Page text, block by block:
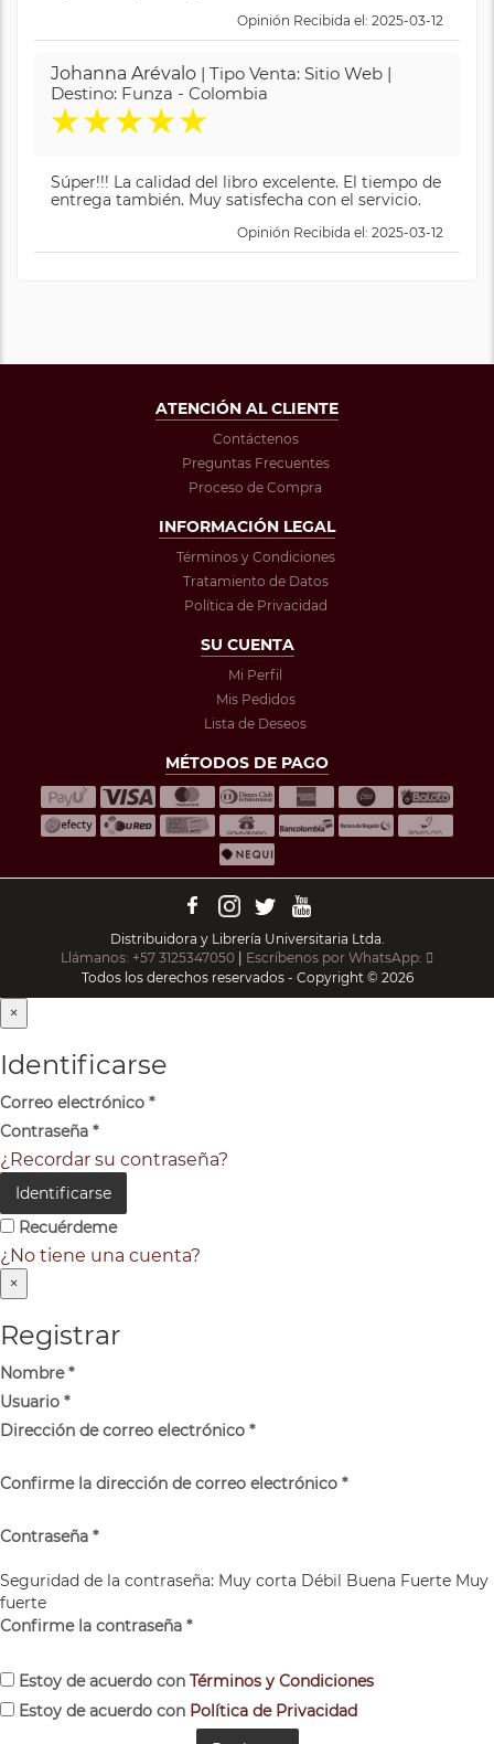
Opinión Recibida el: 2025-03-12
Johanna Arévalo | Tipo Venta: Sitio Web |
Destino: Funza - Colombia
★★★★★
Súper!!! La calidad del libro excelente. El tiempo de
entrega también. Muy satisfecha con el servicio.
Opinión Recibida el: 2025-03-12
ATENCIÓN AL CLIENTE
Contáctenos
Preguntas Frecuentes
Proceso de Compra
INFORMACIÓN LEGAL
Términos y Condiciones
Tratamiento de Datos
Política de Privacidad
SU CUENTA
Mi Perfil
Mis Pedidos
Lista de Deseos
MÉTODOS DE PAGO
Distribuidora y Librería Universitaria Ltda.
Llámanos: +57 3125347050
Escríbenos por WhatsApp:
Todos los derechos reservados - Copyright © 2026
×
Identificarse
Correo electrónico *
Contraseña *
¿Recordar su contraseña?
Identificarse
Recuérdeme
¿No tiene una cuenta?
×
Registrar
Nombre*
Usuario *
Dirección de correo electrónico *
Confirme la dirección de correo electrónico *
Contraseña *
Seguridad de la contraseña: Muy corta Débil Buena Fuerte Muy
fuerte
Confirme la contraseña *
Estoy de acuerdo con Términos y Condiciones
Estoy de acuerdo con Política de Privacidad